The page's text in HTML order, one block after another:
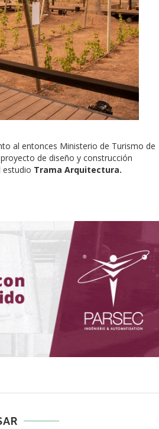
al entonces Ministerio de Turismo de
de diseño y construcción
estudio Trama Arquitectura.